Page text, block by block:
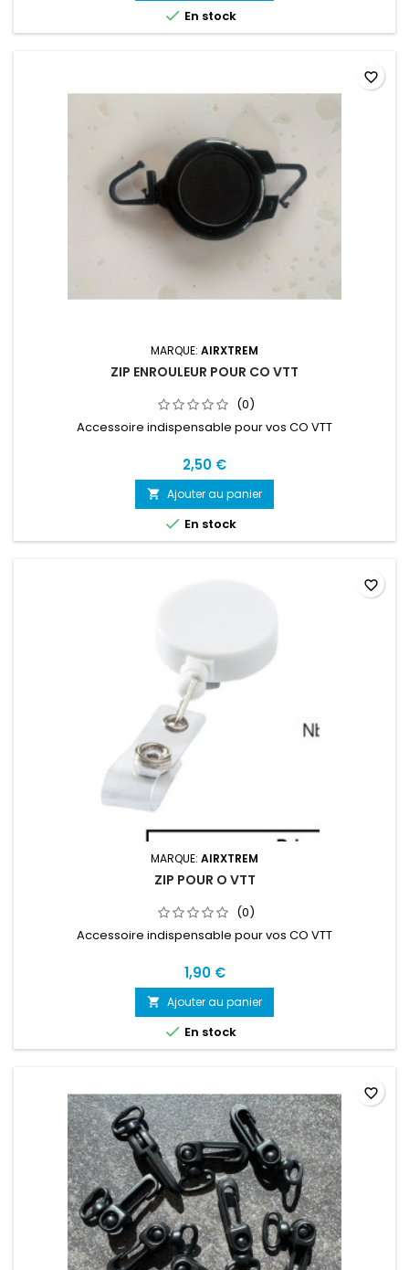
 En stock
MARQUE: AIRXTREM
ZIP ENROULEUR POUR CO VTT
(0)
Accessoire indispensable pour vos CO VTT
2,50 €
 Ajouter au panier
 En stock
favorite_border
MARQUE: AIRXTREM
ZIP POUR O VTT
(0)
Accessoire indispensable pour vos CO VTT
1,90 €
 Ajouter au panier
 En stock
favorite_border
favorite_border